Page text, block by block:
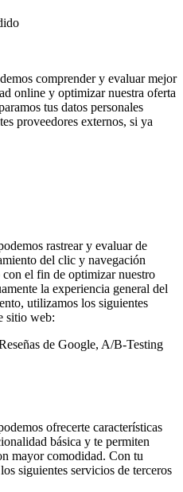
comprender y evaluar mejor
online y optimizar nuestra oferta
tus datos personales
proveedores externos, si ya
rastrear y evaluar de
del clic y navegación
el fin de optimizar nuestro
la experiencia general del
utilizamos los siguientes
sitio web:
de Google, A/B-Testing
ofrecerte características
básica y te permiten
mayor comodidad. Con tu
siguientes servicios de terceros